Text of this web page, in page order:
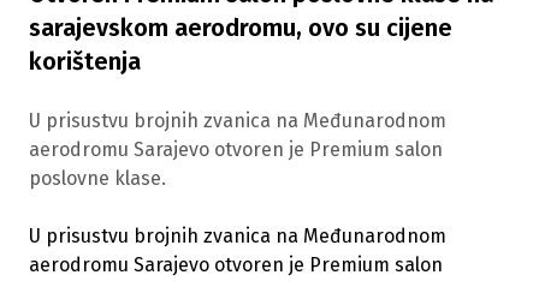
sarajevskom aerodromu, ovo su cijene
korištenja
U prisustvu brojnih zvanica na Međunarodnom
aerodromu Sarajevo otvoren je Premium salon
poslovne klase.
U prisustvu brojnih zvanica na Međunarodnom
aerodromu Sarajevo otvoren je Premium salon